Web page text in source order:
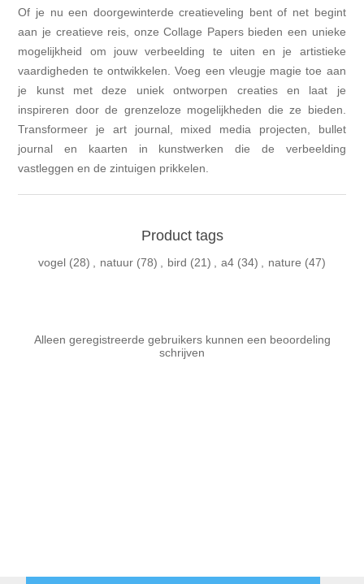
Of je nu een doorgewinterde creatieveling bent of net begint
aan je creatieve reis, onze Collage Papers bieden een unieke
mogelijkheid om jouw verbeelding te uiten en je artistieke
vaardigheden te ontwikkelen. Voeg een vleugje magie toe aan
je kunst met deze uniek ontworpen creaties en laat je
inspireren door de grenzeloze mogelijkheden die ze bieden.
Transformeer je art journal, mixed media projecten, bullet
journal en kaarten in kunstwerken die de verbeelding
vastleggen en de zintuigen prikkelen.
Product tags
vogel (28) , natuur (78) , bird (21) , a4 (34) , nature (47)
Alleen geregistreerde gebruikers kunnen een beoordeling
schrijven